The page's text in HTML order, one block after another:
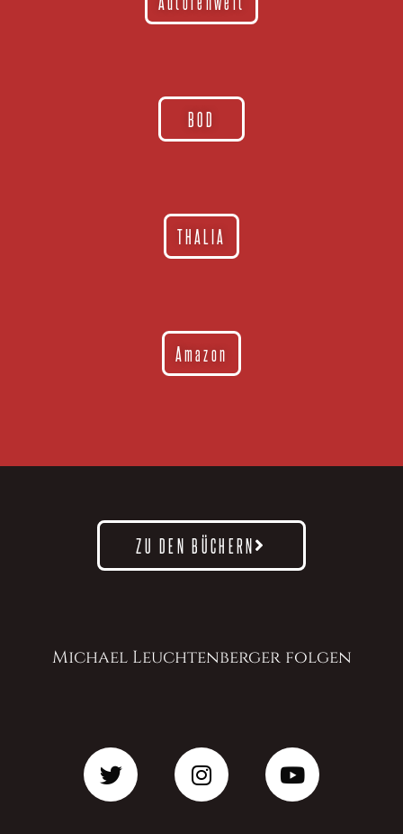
BOD
THALIA
Amazon
ZU DEN BÜCHERN
Michael Leuchtenberger folgen